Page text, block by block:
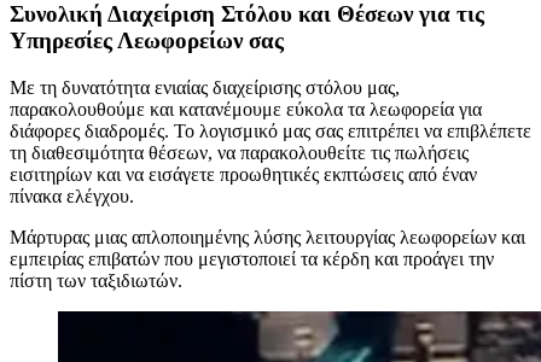
Συνολική Διαχείριση Στόλου και Θέσεων για τις
Υπηρεσίες Λεωφορείων σας
Με τη δυνατότητα ενιαίας διαχείρισης στόλου μας,
παρακολουθούμε και κατανέμουμε εύκολα τα λεωφορεία για
διάφορες διαδρομές. Το λογισμικό μας σας επιτρέπει να επιβλέπετε
τη διαθεσιμότητα θέσεων, να παρακολουθείτε τις πωλήσεις
εισιτηρίων και να εισάγετε προωθητικές εκπτώσεις από έναν
πίνακα ελέγχου.
Μάρτυρας μιας απλοποιημένης λύσης λειτουργίας λεωφορείων και
εμπειρίας επιβατών που μεγιστοποιεί τα κέρδη και προάγει την
πίστη των ταξιδιωτών.